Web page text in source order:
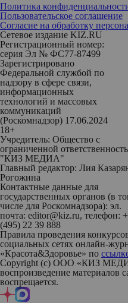
Политика
Пользовательское соглашение
Согласие на обработку
Сетевое издание KIZ.RU
Регистрационный номер:
серия Эл № ФС77-87499
Зарегистрировано
Федеральной службой по
надзору в сфере связи,
информационных
технологий и массовых
коммуникаций
(Роскомнадзор) 17.06.2024
18+
Учредитель: Общество с
ограниченной
"КИЗ МЕДИА"
Главный редактор: Лия
Рогожина
Контактные данные для
государственных органов (в
числе для Роскомнадзора): эл.
почта: editor@kiz.ru, телефон:
(495) 22 39 888
Правила проведения
социальных сетях онлайн-
«Красота&Здоровье» по
Copyright (с) ООО «КИЗ
воспроизведение материалов
воспрещается.